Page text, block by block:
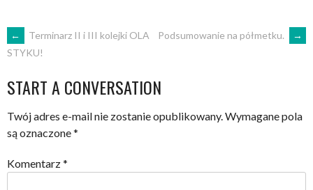
POST
NAVIGATION
←
Terminarz II i III kolejki OLA
STYKU!
Podsumowanie na półmetku. →
START A CONVERSATION
Twój adres e-mail nie zostanie opublikowany.Wymagane pola
są oznaczone*
Komentarz*